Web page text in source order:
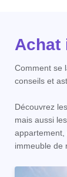
Achat
Comment se
conseils et
Découvrez
mais aussi
appartement,
immeuble de